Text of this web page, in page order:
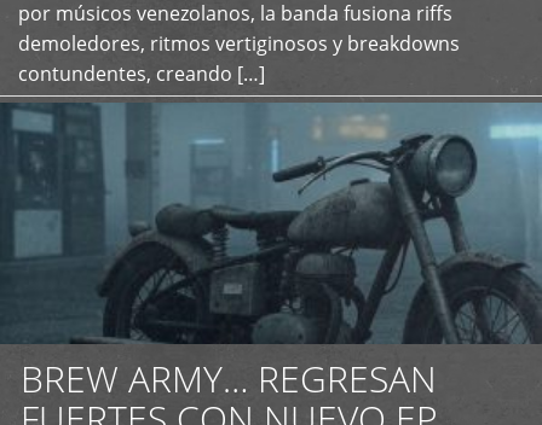
por músicos venezolanos, la banda fusiona riffs
demoledores, ritmos vertiginosos y breakdowns
contundentes, creando […]
BREW ARMY… REGRESAN